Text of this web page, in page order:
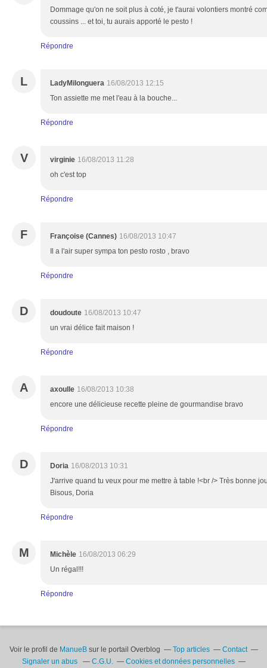
Dommage qu'on ne soit plus à coté, je t'aurai volontiers montré
coussins ... et toi, tu aurais apporté le pesto !
Répondre
L LadyMilonguera 16/08/2013 12:15
Ton assiette me met l'eau à la bouche...
Répondre
V virginie 16/08/2013 11:28
oh c'est top
Répondre
F Françoise (Cannes) 16/08/2013 10:47
Il a l'air super sympa ton pesto rosto , bravo
Répondre
D doudoute 16/08/2013 10:47
un vrai délice fait maison !
Répondre
A axoulle 16/08/2013 10:38
encore une délicieuse recette pleine de gourmandise bravo
Répondre
D Doria 16/08/2013 10:31
J'arrive quand tu veux pour me mettre à table !<br /> Très bonne
Bisous, Doria
Répondre
M Michèle 16/08/2013 06:29
Un régal!!!
Répondre
Voir le profil de ManueBsur le portail Overblog Top articles
Contact
Signaler un abus
C.G.U. Cookies et données personnelles